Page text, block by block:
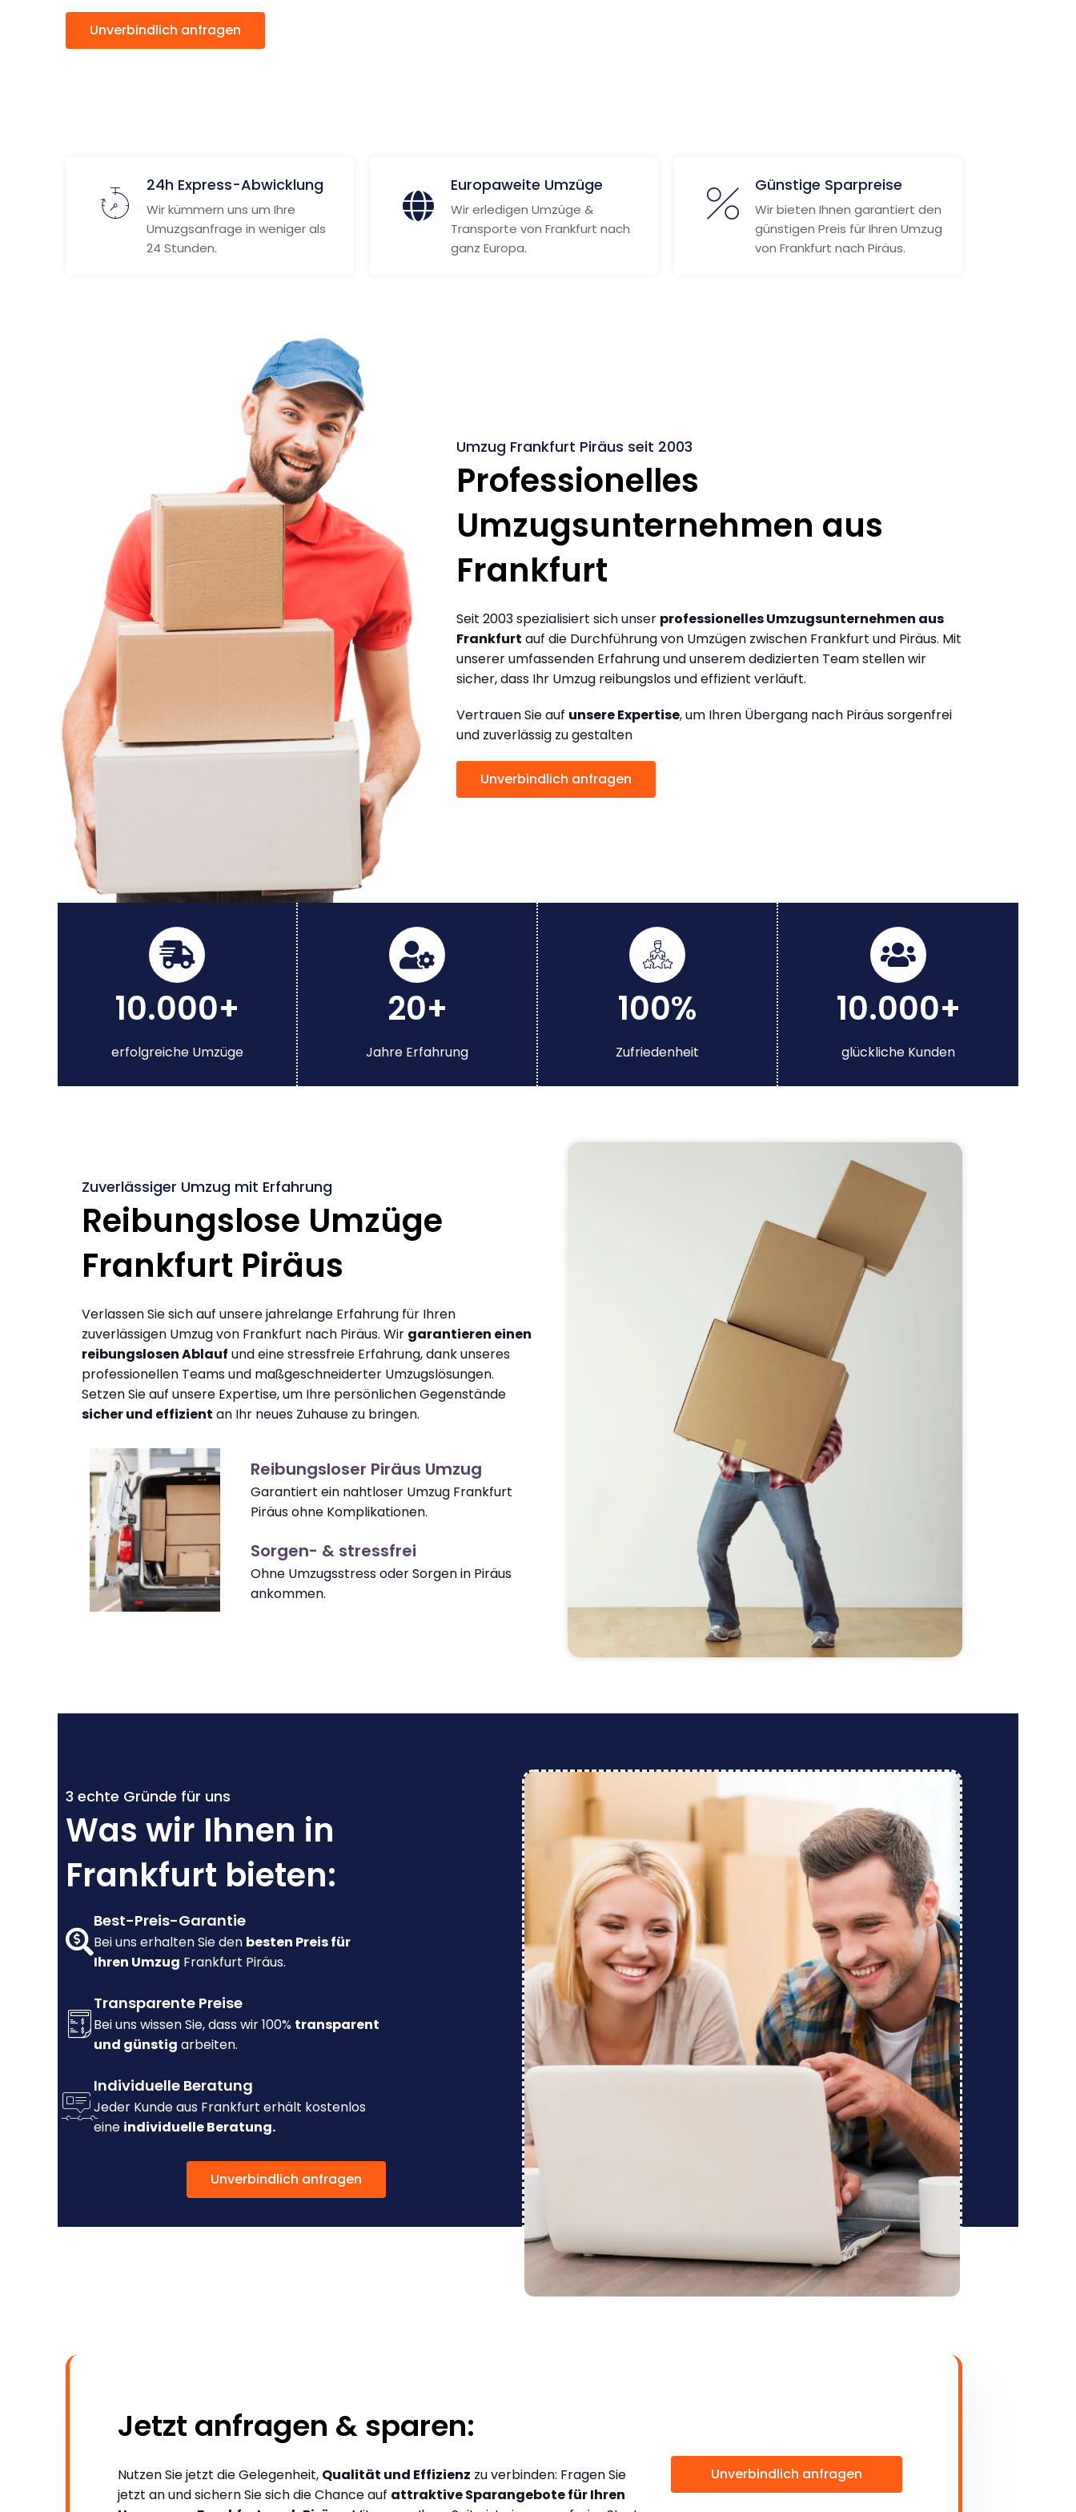
Unverbindlich anfragen
24h Express-Abwicklung
Wir kümmern uns um Ihre
Umuzgsanfrage in weniger als
24 Stunden.
Europaweite Umzüge
Wir erledigen Umzüge &
Transporte von Frankfurt nach
ganz Europa.
Günstige Sparpreise
Wir bieten Ihnen garantiert den
günstigen Preis für Ihren Umzug
von Frankfurt nach Piräus.
Umzug Frankfurt Piräus seit 2003
Professionelles
Umzugsunternehmen aus
Frankfurt
Seit 2003 spezialisiert sich unser professionelles Umzugsunternehmen aus
Frankfurt auf die Durchführung von Umzügen zwischen Frankfurt und Piräus. Mit
unserer umfassenden Erfahrung und unserem dedizierten Team stellen wir
sicher, dass Ihr Umzug reibungslos und effizient verläuft.
Vertrauen Sie auf unsere Expertise, um Ihren Übergang nach Piräus sorgenfrei
und zuverlässig zu gestalten
Unverbindlich anfragen
10.000+
erfolgreiche Umzüge
20+
Jahre Erfahrung
100%
Zufriedenheit
10.000+
glückliche Kunden
Zuverlässiger Umzug mit Erfahrung
Reibungslose Umzüge
Frankfurt Piräus
Verlassen Sie sich auf unsere jahrelange Erfahrung für Ihren
zuverlässigen Umzug von Frankfurt nach Piräus. Wir garantieren einen
reibungslosen Ablauf und eine stressfreie Erfahrung, dank unseres
professionellen Teams und maßgeschneiderter Umzugslösungen.
Setzen Sie auf unsere Expertise, um Ihre persönlichen Gegenstände
sicher und effizient an Ihr neues Zuhause zu bringen.
Reibungsloser Piräus Umzug
Garantiert ein nahtloser Umzug Frankfurt
Piräus ohne Komplikationen.
Sorgen- & stressfrei
Ohne Umzugsstress oder Sorgen in Piräus
ankommen.
3 echte Gründe für uns
Was wir Ihnen in
Frankfurt bieten:
Best-Preis-Garantie
Bei uns erhalten Sie den besten Preis für
Ihren Umzug Frankfurt Piräus.
Transparente Preise
Bei uns wissen Sie, dass wir 100% transparent
und günstig arbeiten.
Individuelle Beratung
Jeder Kunde aus Frankfurt erhält kostenlos
eine individuelle Beratung.
Unverbindlich anfragen
Jetzt anfragen & sparen:
Nutzen Sie jetzt die Gelegenheit, Qualität und Effizienz zu verbinden: Fragen Sie
jetzt an und sichern Sie sich die Chance auf attraktive Sparangebote für Ihren
Unverbindlich anfragen